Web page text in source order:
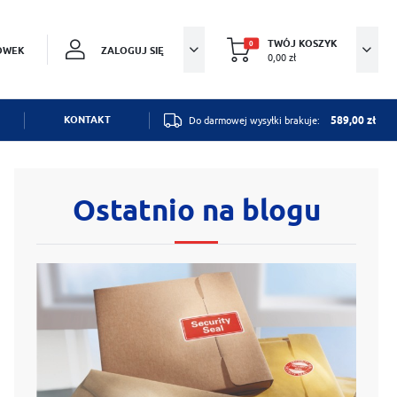
pon.-pt. 8.30-14:30
KONTAKTOWY
ZALOGUJ SIĘ
swoich danych przy kolejnych zakupach
i kuponów promocyjnych
0 TWÓJ KOSZYK
0,00 zł
Twój koszyk jest pusty
KONTAKT Do darmowej wysyłki brakuje: 589,00 zł
Ostatnio na blogu